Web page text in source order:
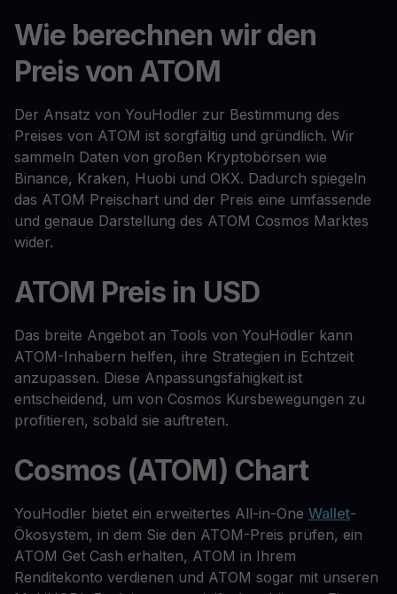
Wie berechnen wir den
Preis von ATOM
Der Ansatz von YouHodler zur Bestimmung des
Preises von ATOM ist sorgfältig und gründlich. Wir
sammeln Daten von großen Kryptobörsen wie
Binance, Kraken, Huobi und OKX. Dadurch spiegeln
das ATOM Preischart und der Preis eine umfassende
und genaue Darstellung des ATOM Cosmos Marktes
wider.
ATOM Preis in USD
Das breite Angebot an Tools von YouHodler kann
ATOM-Inhabern helfen, ihre Strategien in Echtzeit
anzupassen. Diese Anpassungsfähigkeit ist
entscheidend, um von Cosmos Kursbewegungen zu
profitieren, sobald sie auftreten.
Cosmos (ATOM) Chart
YouHodler bietet ein erweitertes All-in-One Wallet-
Ökosystem, in dem Sie den ATOM-Preis prüfen, ein
ATOM Get Cash erhalten, ATOM in Ihrem
Renditekonto verdienen und ATOM sogar mit unseren